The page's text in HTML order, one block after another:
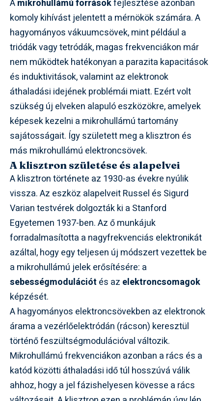
Amikrohullámú forrásokfejlesztése azonban
komoly kihívást jelentett a mérnökök számára. A
hagyományos vákuumcsövek, mint például a
triódák vagy tetródák, magas frekvenciákon már
nem működtek hatékonyan a parazita kapacitások
és induktivitások, valamint az elektronok
áthaladási idejének problémái miatt. Ezért volt
szükség új elveken alapuló eszközökre, amelyek
képesek kezelni a mikrohullámú tartomány
sajátosságait. Így született meg a klisztron és
más mikrohullámú elektroncsövek.
A klisztron születése és alapelvei
A klisztron története az 1930-as évekre nyúlik
vissza. Az eszköz alapelveit Russel és Sigurd
Varian testvérek dolgozták ki a Stanford
Egyetemen 1937-ben. Az ő munkájuk
forradalmasította a nagyfrekvenciás elektronikát
azáltal, hogy egy teljesen új módszert vezettek be
a mikrohullámú jelek erősítésére: a
sebességmodulációt és az elektroncsomagok
képzését.
A hagyományos elektroncsövekben az elektronok
árama a vezérlőelektródán (rácson) keresztül
történő feszültségmodulációval változik.
Mikrohullámú frekvenciákon azonban a rács és a
katód közötti áthaladási idő túl hosszúvá válik
ahhoz, hogy a jel fázishelyesen kövesse a rács